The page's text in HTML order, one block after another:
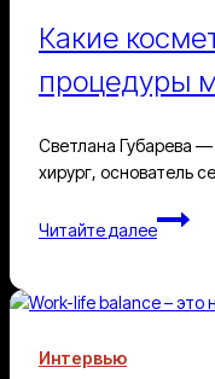
Какие
процедуры
Светлана Губарева
хирург, основатель
Читайте далее
Какие
Интервью